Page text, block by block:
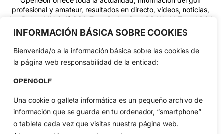
INFORMACIÓN BÁSICA SOBRE COOKIES
Bienvenida/o a la información básica sobre las cookies de
la página web responsabilidad de la entidad:
OPENGOLF
Una cookie o galleta informática es un pequeño archivo de
información que se guarda en tu ordenador, “smartphone”
o tableta cada vez que visitas nuestra página web.
profesional y amateur, resultados en directo, vídeos, noticias,
Jon Rahm, LIV Golf, PGA Tour, Ryder Cup, DP World Tour, LPGA
Tour...
Categorias
Inicio
Amateurs
Circuitos
Especiales
Jon Rahm
Vídeos
De Interés
Compañía